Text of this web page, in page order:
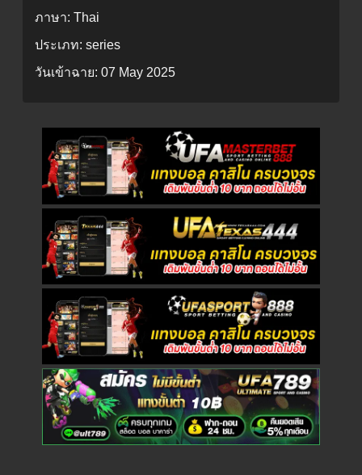
ภาษา: Thai
ประเภท: series
วันเข้าฉาย: 07 May 2025